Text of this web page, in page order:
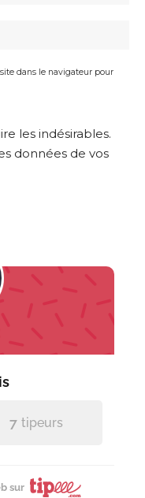
dans le navigateur pour
les indésirables.
données de vos
7 tipeurs
sur